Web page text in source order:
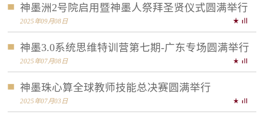
神墨洲2号院启用暨神墨人祭拜圣贤仪式圆满举行
2025年09月08日
神墨3.0系统思维特训营第七期-广东专场圆满举行
2025年07月08日
神墨珠心算全球教师技能总决赛圆满举行
2025年07月03日